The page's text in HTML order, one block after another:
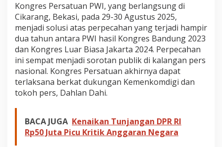
Kongres Persatuan PWI, yang berlangsung di
Cikarang, Bekasi, pada 29-30 Agustus 2025,
menjadi solusi atas perpecahan yang terjadi hampir
dua tahun antara PWI hasil Kongres Bandung 2023
dan Kongres Luar Biasa Jakarta 2024. Perpecahan
ini sempat menjadi sorotan publik di kalangan pers
nasional. Kongres Persatuan akhirnya dapat
terlaksana berkat dukungan Kemenkomdigi dan
tokoh pers, Dahlan Dahi.
BACA JUGA Kenaikan Tunjangan DPR RI
Rp50 Juta Picu Kritik Anggaran Negara